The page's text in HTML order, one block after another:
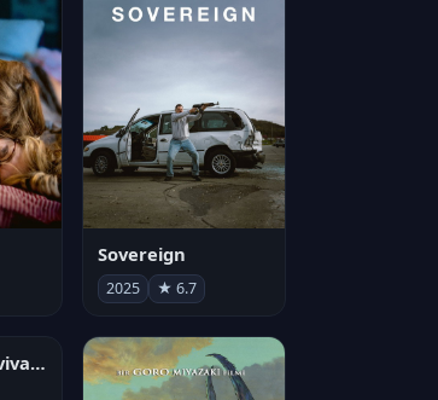
Sovereign
2025 ★ 6.7
Aimons-nous vivants